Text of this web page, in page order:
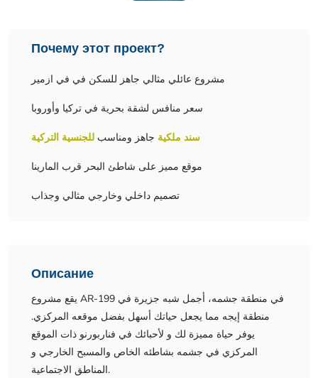
Почему этот проект?
مشروع عائلي مثالي جاهز للسكن في في ازمير
سعر منافس لشقة بحرية في تركيا وأوروبا
سند ملكية جاهز ومناسب للجنسية التركية
موقع مميز على شاطئ البحر قرب المارينا
تصميم داخلي وخارجي مثالي وجذاب
Описание
يقع مشروع AR-199 في منطقة جشمه، أجمل شبه جزيرة في
منطقة إيجه مما يجعل حياتك أسهل بفضل موقعه المركزي.
يوفر حياة مميزة لك و لأحبائك في فناربورنو ذات الموقع
المركزي في جشمه بشاطئه الخاص والمسبح الخارجي و
المناطق الاجتماعية.